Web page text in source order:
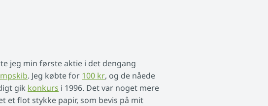
jeg min første aktie i det dengang
. Jeg købte for 100 kr, og de nåede
gik konkurs i 1996. Det var noget mere
flot stykke papir, som bevis på mit